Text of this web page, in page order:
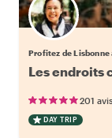
Profitez de Lisbonne
Les endroits
201 avis
DAY TRIP